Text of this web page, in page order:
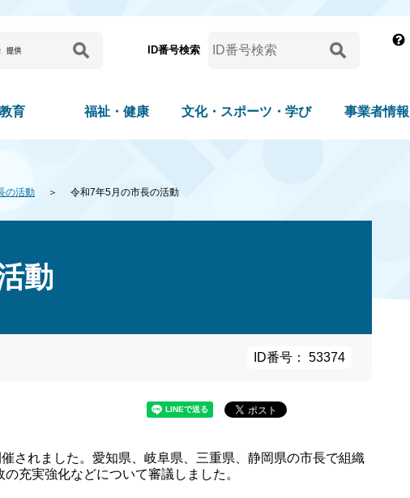
ID番号検索
育 福祉・健康 文化・スポーツ・学び 事業者情報
の活動 令和7年5月の市長の活動
動
ID番号： 53374
されました。愛知県、岐阜県、三重県、静岡県の市長で組織
充実強化などについて審議しました。